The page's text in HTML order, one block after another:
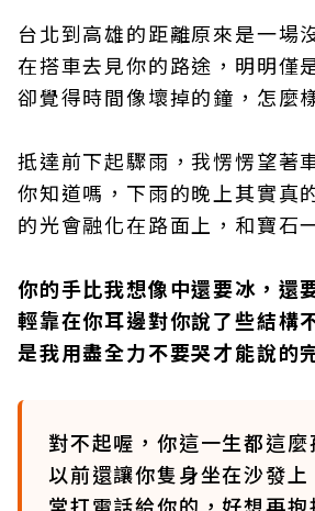
台北到高雄的距離原來是一場
在搭車去見你的路途，明明僅
卻覺得時間像壞掉的鐘，怎麼
抵達前下起驟雨，我愣愣望著
你知道嗎，下雨的晚上其實真
的光會融化在路面上，和寶石
你的手比我想像中還要冰，還
輕靠在你耳邊對你說了些結構
是我用盡全力不要哭才能說的
對不起喔，你這一生都這
以前還讓你隻身坐在沙發